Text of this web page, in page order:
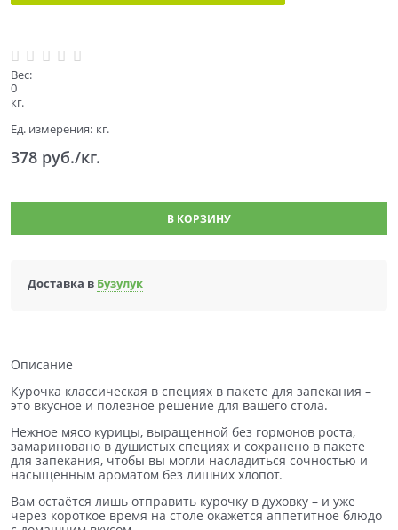
Вес:
0
кг.
Ед. измерения: кг.
378 руб./кг.
В КОРЗИНУ
Доставка в Бузулук
Описание
Курочка классическая в специях в пакете для запекания –
это вкусное и полезное решение для вашего стола.
Нежное мясо курицы, выращенной без гормонов роста,
замариновано в душистых специях и сохранено в пакете
для запекания, чтобы вы могли насладиться сочностью и
насыщенным ароматом без лишних хлопот.
Вам остаётся лишь отправить курочку в духовку – и уже
через короткое время на столе окажется аппетитное блюдо